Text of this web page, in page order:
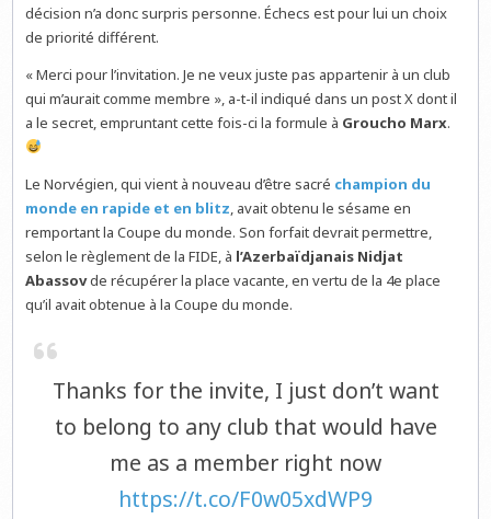
décision n’a donc surpris personne. Échecs est pour lui un choix
de priorité différent.
« Merci pour l’invitation. Je ne veux juste pas appartenir à un club
qui m’aurait comme membre », a-t-il indiqué dans un post X dont il
a le secret, empruntant cette fois-ci la formule à Groucho Marx.
Le Norvégien, qui vient à nouveau d’être sacré champion du
monde en rapide et en blitz, avait obtenu le sésame en
remportant la Coupe du monde. Son forfait devrait permettre,
selon le règlement de la FIDE, à l’Azerbaïdjanais Nidjat
Abassovde récupérer la place vacante, en vertu de la 4e place
qu’il avait obtenue à la Coupe du monde.
Thanks for the invite, I just don’t want
to belong to any club that would have
me as a member right now
https://t.co/F0w05xdWP9